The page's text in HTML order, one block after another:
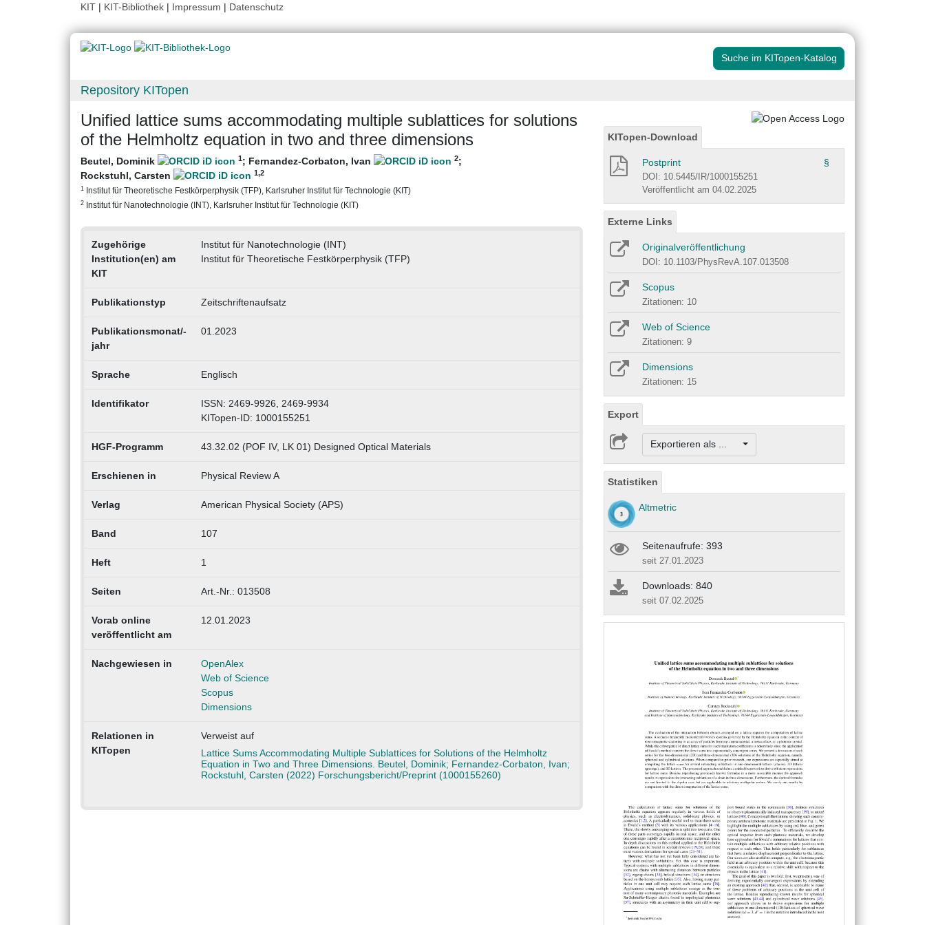
KIT | KIT-Bibliothek | Impressum | Datenschutz
Suche im KITopen-Katalog
Repository KITopen
Unified lattice sums accommodating multiple sublattices for solutions
of the Helmholtz equation in two and three dimensions
Beutel, Dominik 1; Fernandez-Corbaton, Ivan 2;
Rockstuhl, Carsten
1,2
1 Institut für Theoretische Festkörperphysik (TFP), Karlsruher Institut für Technologie (KIT)
2 Institut für Nanotechnologie (INT), Karlsruher Institut für Technologie (KIT)
Zugehörige
Institution(en) am
KIT
Institut für Nanotechnologie (INT)
Institut für Theoretische Festkörperphysik (TFP)
Publikationstyp Zeitschriftenaufsatz
Publikationsmonat/-
jahr
01.2023
Sprache Englisch
Identifikator
ISSN: 2469-9926, 2469-9934
KITopen-ID: 1000155251
HGF-Programm 43.32.02 (POF IV, LK 01) Designed Optical Materials
Erschienen in Physical Review A
Verlag American Physical Society (APS)
Band 107
Heft 1
Seiten Art.-Nr.: 013508
Vorab online
veröffentlicht am
12.01.2023
Nachgewiesen in
OpenAlex
Web of Science
Scopus
Dimensions
Relationen in
KITopen
Verweist auf
Lattice Sums Accommodating Multiple Sublattices for Solutions of the Helmholtz
Equation in Two and Three Dimensions. Beutel, Dominik; Fernandez-Corbaton, Ivan;
Rockstuhl, Carsten (2022) Forschungsbericht/Preprint (1000155260)
KITopen-Download
Postprint §
DOI: 10.5445/IR/1000155251
Veröffentlicht am 04.02.2025
Externe Links
Originalveröffentlichung
DOI: 10.1103/PhysRevA.107.013508
Scopus
Zitationen: 10
Web of Science
Zitationen: 9
Dimensions
Zitationen: 15
Export
Exportieren als ...
Statistiken
Altmetric
Seitenaufrufe: 393
seit 27.01.2023
Downloads: 840
seit 07.02.2025